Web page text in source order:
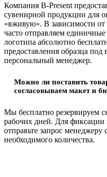
Компания B-Present
сувенирной продукции для
«вживую». В зависимости
часто отправляем
логотипа абсолютно
предоставления образца под
персональный менеджер.
Можно ли поставить
согласовываем макет и
Мы бесплатно резервируем
рабочих дней. Для
отправьте запрос менеджеру
необходимого количества.